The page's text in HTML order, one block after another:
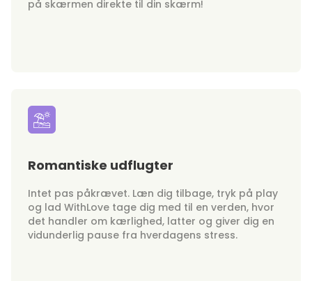
på skærmen direkte til din skærm!
Romantiske udflugter
Intet pas påkrævet. Læn dig tilbage, tryk på play
og lad WithLove tage dig med til en verden, hvor
det handler om kærlighed, latter og giver dig en
vidunderlig pause fra hverdagens stress.